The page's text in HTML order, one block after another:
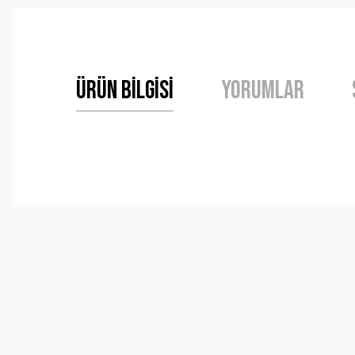
Ürün Bilgisi Yorumlar